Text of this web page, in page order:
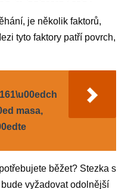
je několik faktorů,
tyto faktory patří povrch,
masa,
běžet? Stezka s
vyžadovat odolnější